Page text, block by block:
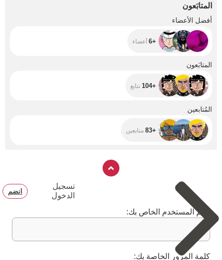
المتابَعون
أفضل الأعضاء
+6 أعضاء
المتابَعون
+104 تتابع
المُتابعين
+83 متابعين
تسجيل
الدخول
انضم
اسم المستخدم الخاص بك:
كلمة المرور الخاصة بك: